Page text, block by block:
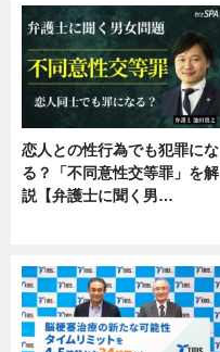
恋人との性行為でも犯罪にな
る？「不同意性交等罪」を解
説【弁護士に聞く男…